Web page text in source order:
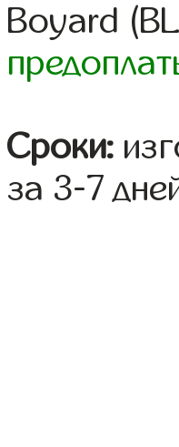
Boyard
Сроки:
за 3-7